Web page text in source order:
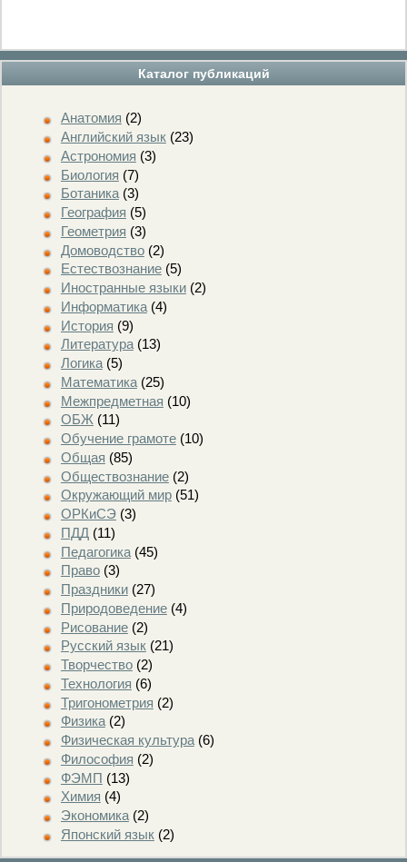
Каталог публикаций
Анатомия (2)
Английский язык(23)
Астрономия (3)
Биология (7)
Ботаника(3)
География (5)
Геометрия (3)
Домоводство(2)
Естествознание(5)
Иностранные языки(2)
Информатика(4)
История (9)
Литература(13)
Логика(5)
Математика(25)
Межпредметная (10)
ОБЖ (11)
Обучение грамоте(10)
Общая (85)
Обществознание(2)
Окружающий мир(51)
ОРКиСЭ(3)
ПДД (11)
Педагогика(45)
Право(3)
Праздники(27)
Природоведение(4)
Рисование(2)
Русский язык(21)
Творчество(2)
Технология (6)
Тригонометрия (2)
Физика(2)
Физическая культура(6)
Философия (2)
ФЭМП (13)
Химия (4)
Экономика(2)
Японский язык(2)